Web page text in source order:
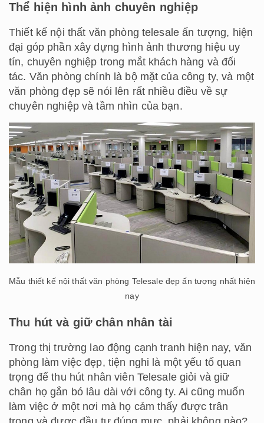
Thể hiện hình ảnh chuyên nghiệp
Thiết kế nội thất văn phòng telesale ấn tượng, hiện
đại góp phần xây dựng hình ảnh thương hiệu uy
tín, chuyên nghiệp trong mắt khách hàng và đối
tác. Văn phòng chính là bộ mặt của công ty, và một
văn phòng đẹp sẽ nói lên rất nhiều điều về sự
chuyên nghiệp và tầm nhìn của bạn.
Mẫu thiết kế nội thất văn phòng Telesale đẹp ấn tượng nhất hiện
nay
Thu hút và giữ chân nhân tài
Trong thị trường lao động cạnh tranh hiện nay, văn
phòng làm việc đẹp, tiện nghi là một yếu tố quan
trọng để thu hút nhân viên Telesale giỏi và giữ
chân họ gắn bó lâu dài với công ty. Ai cũng muốn
làm việc ở một nơi mà họ cảm thấy được trân